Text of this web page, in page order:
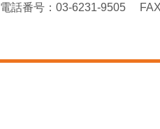
電話番号：03-6231-9505